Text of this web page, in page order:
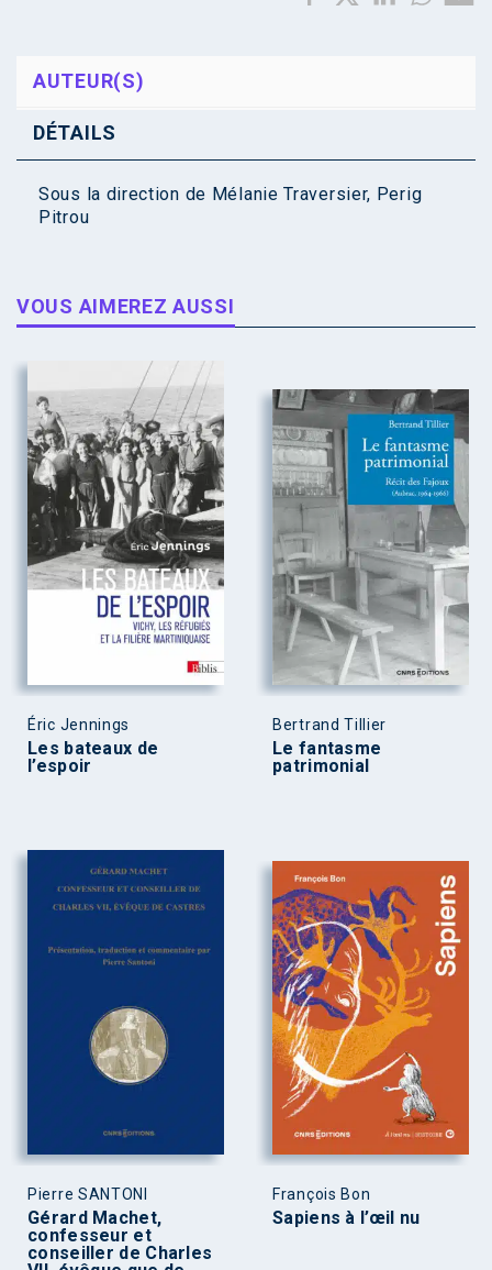
AUTEUR(S)
DÉTAILS
Sous la direction de Mélanie Traversier, Perig
Pitrou
VOUS AIMEREZ AUSSI
Éric Jennings
Les bateaux de
l’espoir
Bertrand Tillier
Le fantasme
patrimonial
Pierre SANTONI
Gérard Machet,
confesseur et
conseiller de Charles
François Bon
Sapiens à l’œil nu